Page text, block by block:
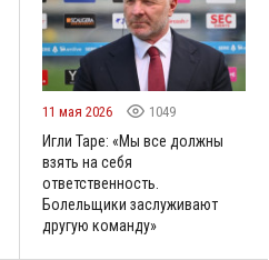
11 мая 2026 1049
Игли Таре: «Мы все должны
взять на себя
ответственность.
Болельщики заслуживают
другую команду»